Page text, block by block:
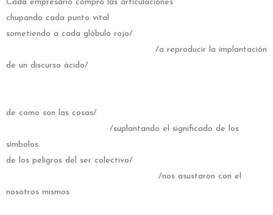
Cada empresario compró las articulaciones
chupando cada punto vital
sometiendo a cada glóbulo rojo/
/a reproducir la implantación
de un discurso ácido/
de como son las cosas/
/suplantando el significado de los
símbolos
de los peligros del ser colectivo/
/nos asustaron con el
nosotros mismos